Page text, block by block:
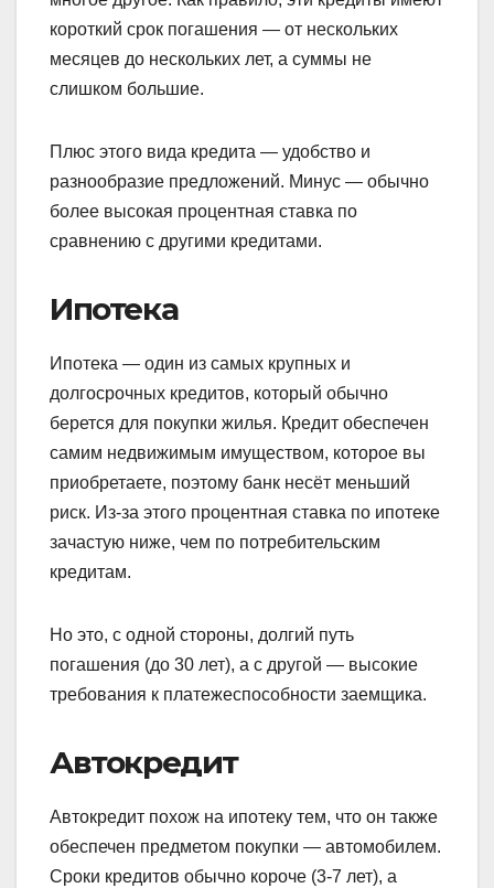
короткий срок погашения — от нескольких
месяцев до нескольких лет, а суммы не
слишком большие.
Плюс этого вида кредита — удобство и
разнообразие предложений. Минус — обычно
более высокая процентная ставка по
сравнению с другими кредитами.
Ипотека
Ипотека — один из самых крупных и
долгосрочных кредитов, который обычно
берется для покупки жилья. Кредит обеспечен
самим недвижимым имуществом, которое вы
приобретаете, поэтому банк несёт меньший
риск. Из-за этого процентная ставка по ипотеке
зачастую ниже, чем по потребительским
кредитам.
Но это, с одной стороны, долгий путь
погашения (до 30 лет), а с другой — высокие
требования к платежеспособности заемщика.
Автокредит
Автокредит похож на ипотеку тем, что он также
обеспечен предметом покупки — автомобилем.
Сроки кредитов обычно короче (3-7 лет), а